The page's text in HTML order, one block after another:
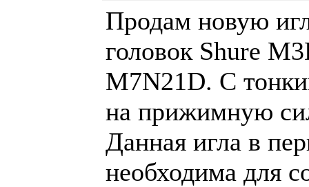
Продам новую
головок Shure
M7N21D. С
на прижимную
Данная игла в
необходима для